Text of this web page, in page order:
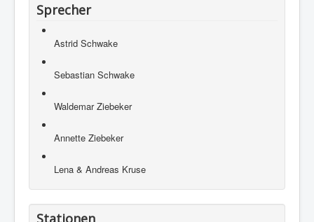
Sprecher
Astrid Schwake
Sebastian Schwake
Waldemar Ziebeker
Annette Ziebeker
Lena & Andreas Kruse
Stationen